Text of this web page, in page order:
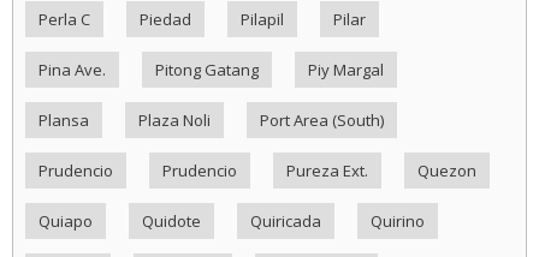
Perla C Piedad Pilapil Pilar
Pina Ave. Pitong Gatang Piy Margal
Plansa Plaza Noli Port Area (South)
Prudencio Prudencio Pureza Ext. Quezon
Quiapo Quidote Quiricada Quirino